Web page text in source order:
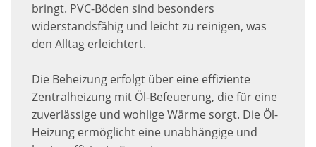
bringt. PVC-Böden sind besonders
widerstandsfähig und leicht zu reinigen, was
den Alltag erleichtert.
Die Beheizung erfolgt über eine effiziente
Zentralheizung mit Öl-Befeuerung, die für eine
zuverlässige und wohlige Wärme sorgt. Die Öl-
Heizung ermöglicht eine unabhängige und